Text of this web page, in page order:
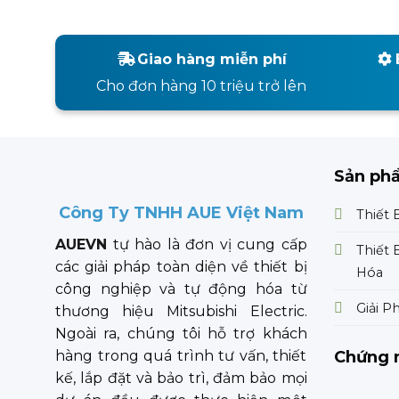
Giao hàng miễn phí
Cho đơn hàng 10 triệu trở lên
Công Ty TNHH AUE Việt Nam
AUEVN tự hào là đơn vị cung cấp
các giải pháp toàn diện về thiết bị
công nghiệp và tự động hóa từ
thương hiệu Mitsubishi Electric.
Ngoài ra, chúng tôi hỗ trợ khách
hàng trong quá trình tư vấn, thiết
kế, lắp đặt và bảo trì, đảm bảo mọi
Sản
Thiết
Thiết
Hóa
Giải
Chứng